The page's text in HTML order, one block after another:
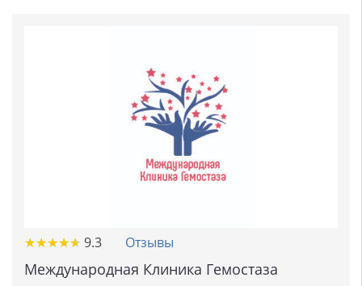
★★★★★
★★★★★ 9.3 Отзывы
Международная Клиника Гемостаза